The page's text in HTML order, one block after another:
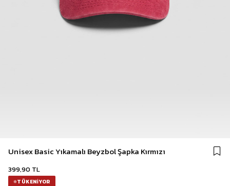
Unisex Basic Yıkamalı Beyzbol Şapka Kırmızı
399,90 TL
TÜKENIYOR